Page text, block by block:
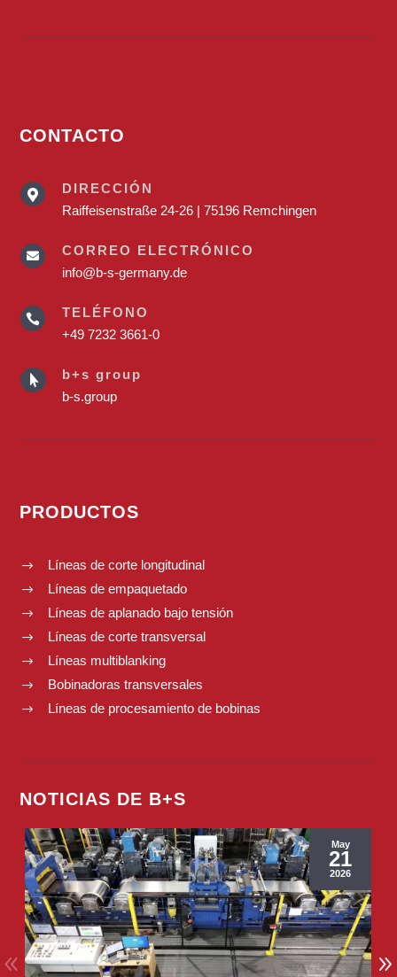
CONTACTO

DIRECCIÓN
Raiffeisenstraße 24-26 | 75196 Remchingen

CORREO ELECTRÓNICO
info@b-s-germany.de

TELÉFONO
+49 7232 3661-0

b+s group
b-s.group
PRODUCTOS
$ Líneas de corte longitudinal
$ Líneas de empaquetado
$ Líneas de aplanado bajo tensión
$ Líneas de corte transversal
$ Líneas multiblanking
$ Bobinadoras transversales
$ Líneas de procesamiento de bobinas
NOTICIAS DE B+S
May
21
2026